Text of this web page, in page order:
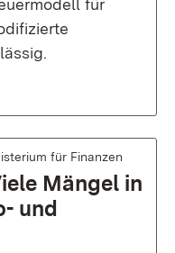
für
für Finanzen
Mängel in
und